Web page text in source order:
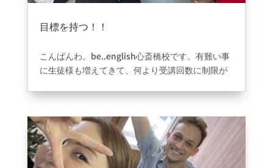
目標を持つ！！
こんばんわ。be..english心斎橋校です。有難い事
に生徒様も増えてきて、何より受講回数に制限が
留学へいかれたい、海外で稼いでみたい、海外旅
なりたいなど様々な目的でこられている人が沢山
いてます。1人で頑張れない時こそ先生と一緒に頑
張っていく、生徒様同士で頑張っていく！！小さ